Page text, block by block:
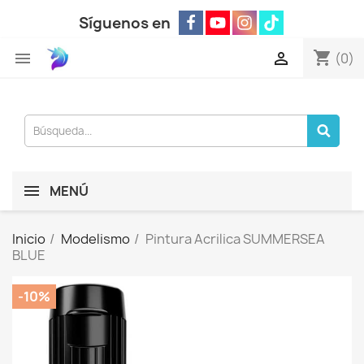
Síguenos en
 shopping_cart (0)

MENÚ
Inicio Modelismo
Pintura Acrilica SUMMERSEA
BLUE
-10%